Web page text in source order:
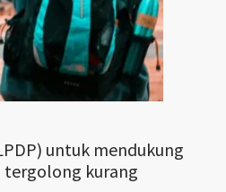
untuk mendukung
tergolong kurang